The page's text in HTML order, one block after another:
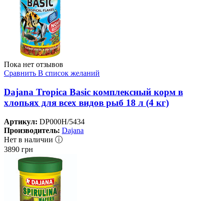
Пока нет отзывов
Сравнить В список желаний
Dajana Tropica Basic комплексный корм в
хлопьях для всех видов рыб 18 л (4 кг)
Артикул: DP000H/5434
Производитель: Dajana
Нет в наличии ⓘ
3890 грн